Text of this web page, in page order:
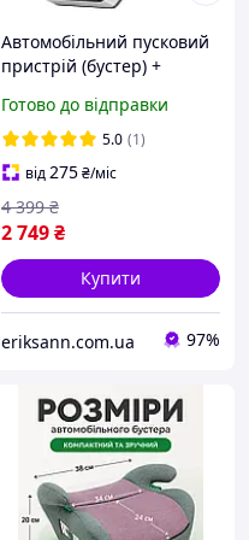
Автомобільний пусковий
пристрій (бустер) +
ліхтарик Hoco QS6
8000mAh 800A Clever
Intelligent чорний
Готово до відправки
5.0 (1)
від275₴/міс
2 749₴
4 399 ₴
Купити
eriksann.com.ua 97%